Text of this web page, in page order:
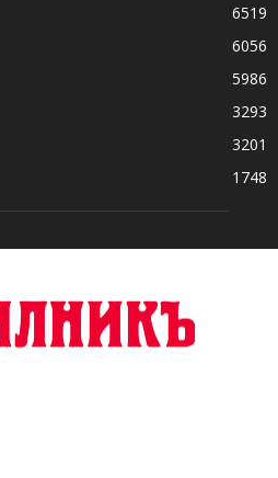
6519
6056
5986
3293
3201
1748